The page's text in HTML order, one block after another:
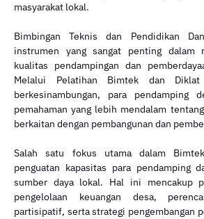
masyarakat lokal.
Bimbingan Teknis dan Pendidikan
instrumen yang sangat penting dalam
kualitas pendampingan dan
Melalui Pelatihan Bimtek dan
berkesinambungan, para pendamping
pemahaman yang lebih mendalam
berkaitan dengan pembangunan dan
Salah satu fokus utama dalam
penguatan kapasitas para pendamping
sumber daya lokal. Hal ini mencakup
pengelolaan keuangan desa,
partisipatif, serta strategi pengembangan